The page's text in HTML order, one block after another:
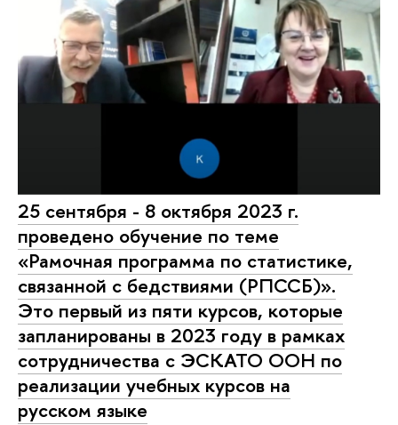
25 сентября - 8 октября 2023 г.
проведено обучение по теме
«Рамочная программа по статистике,
связанной с бедствиями (РПССБ)».
Это первый из пяти курсов, которые
запланированы в 2023 году в рамках
сотрудничества с ЭСКАТО ООН по
реализации учебных курсов на
русском языке